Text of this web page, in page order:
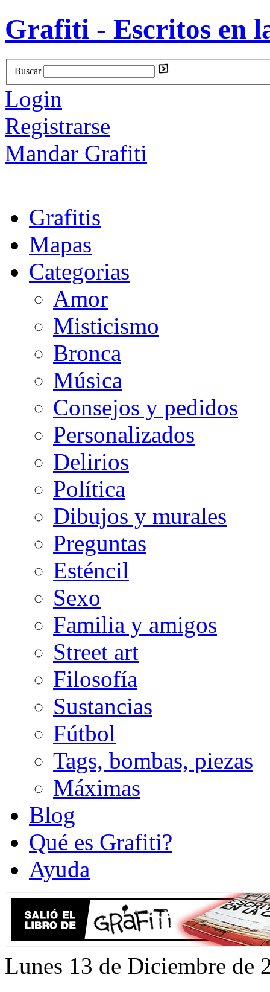
Grafiti - Escritos en
Buscar
Login
Registrarse
Mandar Grafiti
Grafitis
Mapas
Categorias
Amor
Misticismo
Bronca
Música
Consejos y pedidos
Personalizados
Delirios
Política
Dibujos y murales
Preguntas
Esténcil
Sexo
Familia y amigos
Street art
Filosofía
Sustancias
Fútbol
Tags, bombas, piezas
Máximas
Blog
Qué es Grafiti?
Ayuda
Lunes 13 de Diciembre de